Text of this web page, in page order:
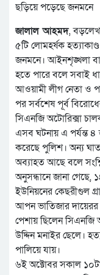
জালাল আহমদ,
৫টি লোমহর্ষক
জনমনে। আইনশৃঙ্খলা
হতে পারে বলে সবাই
আওয়ামী লীগ নেতা ও
পর সর্বশেষ পূর্ব
সিএনজি অটোরিক্সা
এসব ঘটনায় এ পর্যন্ত ৪
করেছে পুলিশ। অন্য
অব্যাহত আছে বলে
অনুসন্ধানে জানা
ইউনিয়নের কেছরীগুল
আপন ভাতিজার
পেশায় ছিলেন সিএনজি
উদ্দিন মনাইর ছেলে।
পালিয়ে যায়।
৬ই অক্টোবর সকাল